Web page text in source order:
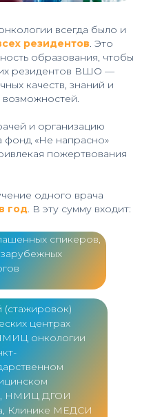
всегда было и
резидентов . Это
образования, чтобы
резидентов ВШО —
качеств, знаний и
и организацию
фонд «Не напрасно»
пожертвования
одного врача
год . В эту сумму входит:
(стажировок)
центрах
онкологии
НМИЦ ДГОИ
Клинике МЕДСИ
спикеров,